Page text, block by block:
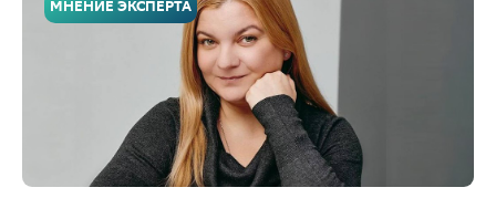
МНЕНИЕ ЭКСПЕРТА